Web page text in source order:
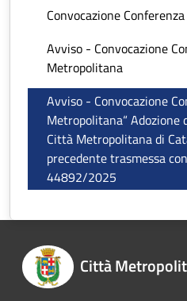
Convocazione
Avviso - Convocazione
Metropolitana
Avviso - Convocazione
Metropolitana“
Città Metropolitana di
precedente trasmessa
44892/2025
Città